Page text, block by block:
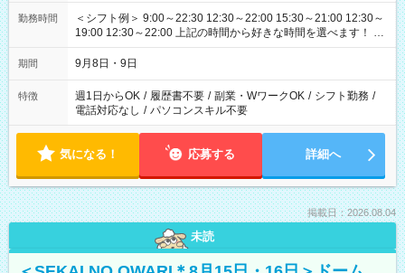
勤務時間
＜シフト例＞ 9:00～22:30 12:30～22:00 15:30～21:00 12:30～
19:00 12:30～22:00 上記の時間から好きな時間を選べます！ ※
時間は変更となる可能性があります
期間 9月8日・9日
特徴 週1日からOK / 履歴書不要 / 副業・WワークOK / シフト勤務 /
電話対応なし / パソコンスキル不要
気になる！ 応募する 詳細へ
掲載日：2026.08.04
未読